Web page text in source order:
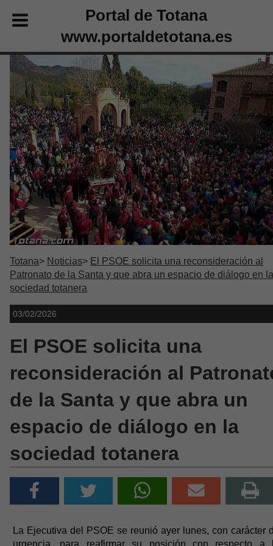
Portal de Totana
www.portaldetotana.es
Totana Noticias
El PSOE solicita una reconsideración al
Patronato de la Santa y que abra un espacio de diálogo en la
sociedad totanera
03/02/2026
El PSOE solicita una
reconsideración al
de la Santa y que abra un
espacio de diálogo en la
sociedad totanera
La Ejecutiva del PSOE se reunió ayer lunes, con carácter
urgencia, para reafirmar su posición con respecto a